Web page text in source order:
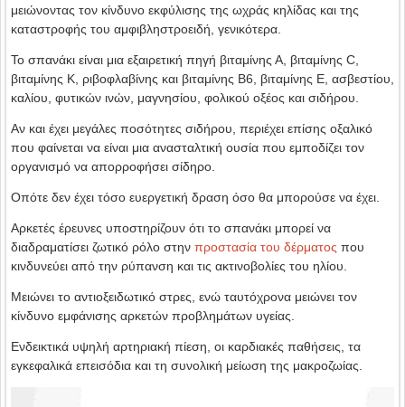
μειώνοντας τον κίνδυνο εκφύλισης της ωχράς κηλίδας και της
καταστροφής του αμφιβληστροειδή, γενικότερα.
Το σπανάκι είναι μια εξαιρετική πηγή βιταμίνης Α, βιταμίνης C,
βιταμίνης Κ, ριβοφλαβίνης και βιταμίνης Β6, βιταμίνης Ε, ασβεστίου,
καλίου, φυτικών ινών, μαγνησίου, φολικού οξέος και σιδήρου.
Αν και έχει μεγάλες ποσότητες σιδήρου, περιέχει επίσης οξαλικό
που φαίνεται να είναι μια ανασταλτική ουσία που εμποδίζει τον
οργανισμό να απορροφήσει σίδηρο.
Οπότε δεν έχει τόσο ευεργετική δραση όσο θα μπορούσε να έχει.
Αρκετές έρευνες υποστηρίζουν ότι το σπανάκι μπορεί να
διαδραματίσει ζωτικό ρόλο στην προστασία του δέρματος που
κινδυνεύει από την ρύπανση και τις ακτινοβολίες του ηλίου.
Μειώνει το αντιοξειδωτικό στρες, ενώ ταυτόχρονα μειώνει τον
κίνδυνο εμφάνισης αρκετών προβλημάτων υγείας.
Ενδεικτικά υψηλή αρτηριακή πίεση, οι καρδιακές παθήσεις, τα
εγκεφαλικά επεισόδια και τη συνολική μείωση της μακροζωίας.